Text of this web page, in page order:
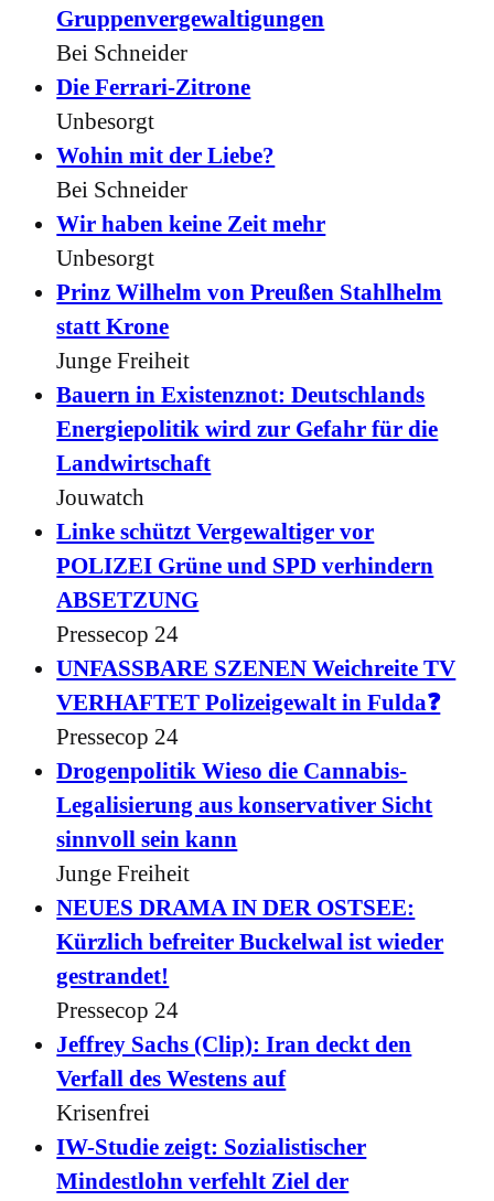
Gruppenvergewaltigungen
Bei Schneider
Die Ferrari-Zitrone
Unbesorgt
Wohin mit der Liebe?
Bei Schneider
Wir haben keine Zeit mehr
Unbesorgt
Prinz Wilhelm von Preußen Stahlhelm
statt Krone
Junge Freiheit
Bauern in Existenznot: Deutschlands
Energiepolitik wird zur Gefahr für die
Landwirtschaft
Jouwatch
Linke schützt Vergewaltiger vor
POLIZEI Grüne und SPD verhindern
ABSETZUNG
Pressecop 24
UNFASSBARE SZENEN Weichreite TV
VERHAFTET Polizeigewalt in Fulda❓
Pressecop 24
Drogenpolitik Wieso die Cannabis-
Legalisierung aus konservativer Sicht
sinnvoll sein kann
Junge Freiheit
NEUES DRAMA IN DER OSTSEE:
Kürzlich befreiter Buckelwal ist wieder
gestrandet!
Pressecop 24
Jeffrey Sachs (Clip): Iran deckt den
Verfall des Westens auf
Krisenfrei
IW-Studie zeigt: Sozialistischer
Mindestlohn verfehlt Ziel der